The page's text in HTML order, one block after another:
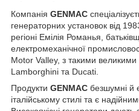
Компанія GENMAC
генераторних установок від
регіоні Емілія Романья,
електромеханічної
Motor Valley, з такими
Lamborghini та Ducati.
Продукти GENMAC безшумні й
італійському стилі та є